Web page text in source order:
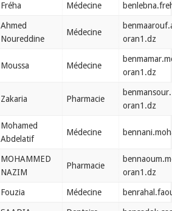
Fréha Médecine
Ahmed
Noureddine
Médecine
oran1.dz
Moussa Médecine
oran1.dz
Zakaria Pharmacie
oran1.dz
Mohamed
Abdelatif
Médecine
MOHAMMED
NAZIM
Pharmacie
oran1.dz
Fouzia Médecine